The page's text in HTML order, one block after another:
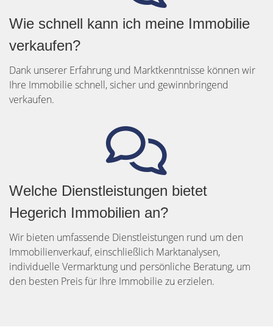
Wie schnell kann ich meine Immobilie
verkaufen?
Dank unserer Erfahrung und Marktkenntnisse können wir
Ihre Immobilie schnell, sicher und gewinnbringend
verkaufen.
Welche Dienstleistungen bietet
Hegerich Immobilien an?
Wir bieten umfassende Dienstleistungen rund um den
Immobilienverkauf, einschließlich Marktanalysen,
individuelle Vermarktung und persönliche Beratung, um
den besten Preis für Ihre Immobilie zu erzielen.